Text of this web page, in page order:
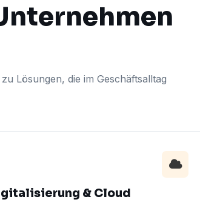
Lösungen, die im Geschäftsalltag
& Cloud